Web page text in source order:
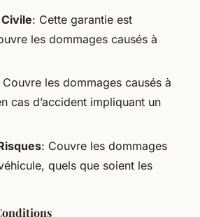
: Cette garantie est
les dommages causés à
Couvre les dommages causés à
cas d’accident impliquant un
: Couvre les dommages
quels que soient les